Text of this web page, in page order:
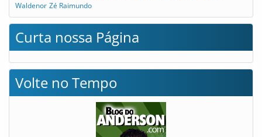
Waldenor Zé Raimundo
Curta nossa Página
Volte no Tempo